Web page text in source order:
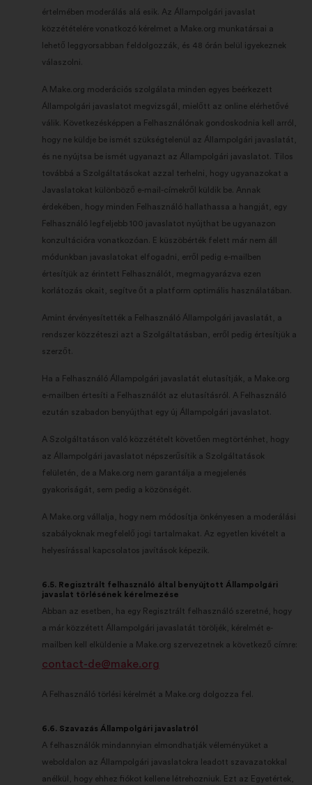
értelmében moderálás alá esik. Az Állampolgári javaslat
közzétételére vonatkozó kérelmet a Make.org munkatársai a
lehető leggyorsabban feldolgozzák, és 48 órán belül igyekeznek
válaszolni.
A Make.org moderációs szolgálata minden egyes beérkezett
Állampolgári javaslatot megvizsgál, mielőtt az online elérhetővé
válik. Következésképpen a Felhasználónak gondoskodnia kell arról,
hogy ne küldje be ismét szükségtelenül az Állampolgári javaslatát,
és ne nyújtsa be ismét ugyanazt az Állampolgári javaslatot. Tilos
továbbá a Szolgáltatásokat azzal terhelni, hogy ugyanazokat a
Javaslatokat különböző e-mail-címekről küldik be. Annak
érdekében, hogy minden Felhasználó hallathassa a hangját, egy
Felhasználó legfeljebb 100 javaslatot nyújthat be ugyanazon
konzultációra vonatkozóan. E küszöbérték felett már nem áll
módunkban javaslatokat elfogadni, erről pedig e-mailben
értesítjük az érintett Felhasználót, megmagyarázva ezen
korlátozás okait, segítve őt a platform optimális használatában.
Amint érvényesítették a Felhasználó Állampolgári javaslatát, a
rendszer közzéteszi azt a Szolgáltatásban, erről pedig értesítjük a
szerzőt.
Ha a Felhasználó Állampolgári javaslatát elutasítják, a Make.org
e-mailben értesíti a Felhasználót az elutasításról. A Felhasználó
ezután szabadon benyújthat egy új Állampolgári javaslatot.
A Szolgáltatáson való közzétételt követően megtörténhet, hogy
az Állampolgári javaslatot népszerűsítik a Szolgáltatások
felületén, de a Make.org nem garantálja a megjelenés
gyakoriságát, sem pedig a közönségét.
A Make.org vállalja, hogy nem módosítja önkényesen a moderálási
szabályoknak megfelelő jogi tartalmakat. Az egyetlen kivételt a
helyesírással kapcsolatos javítások képezik.
6.5. Regisztrált felhasználó által benyújtott Állampolgári
javaslat törlésének kérelmezése
Abban az esetben, ha egy Regisztrált felhasználó szeretné, hogy
a már közzétett Állampolgári javaslatát töröljék, kérelmét e-
mailben kell elküldenie a Make.org szervezetnek a következő címre:
contact-de@make.org
A Felhasználó törlési kérelmét a Make.org dolgozza fel.
6.6. Szavazás Állampolgári javaslatról
A felhasználók mindannyian elmondhatják véleményüket a
weboldalon az Állampolgári javaslatokra leadott szavazatokkal
anélkül, hogy ehhez fiókot kellene létrehozniuk. Ezt az Egyetértek,